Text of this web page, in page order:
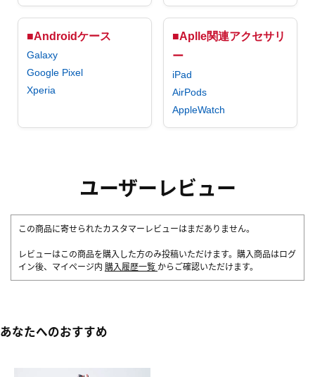
■Androidケース
Galaxy
Google Pixel
Xperia
■Aplle関連アクセサリ
ー
iPad
AirPods
AppleWatch
ユーザーレビュー
この商品に寄せられたカスタマーレビューはまだありません。
レビューはこの商品を購入した方のみ投稿いただけます。購入商品はログ
イン後、マイページ内 購入履歴一覧 からご確認いただけます。
あなたへのおすすめ